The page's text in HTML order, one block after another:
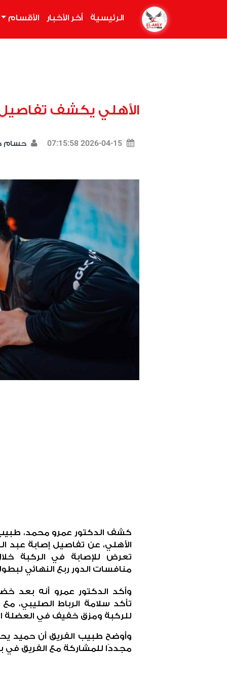
الرئيسية أخر الأخبار الأقسام
الأهلي يكشف
2026-04-15 07:15:58 حسام
كشف الدكتور عمرو محمد، طبيب
الأهلي، عن تفاصيل إصابة عبد
تعرض للإصابة في الركبة
منافسات الدور ربع النهائي
وأكد الدكتور عمرو أنه بعد
تأكد سلامة الرباط الصليبي،
للركبة ومزق خفيف في العضلة
وأوضح طبيب الفريق أن حميد
مجددًا للمشاركة مع الفريق في